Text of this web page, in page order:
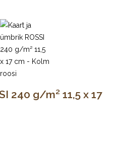
240 g/m² 11,5 x 17